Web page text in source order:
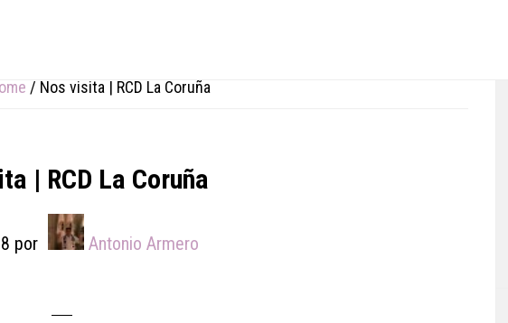
/ Nos visita | RCD La Coruña
| RCD La Coruña
por Antonio Armero